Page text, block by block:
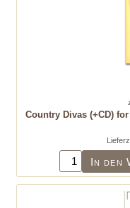
Country Divas (+CD)
In den